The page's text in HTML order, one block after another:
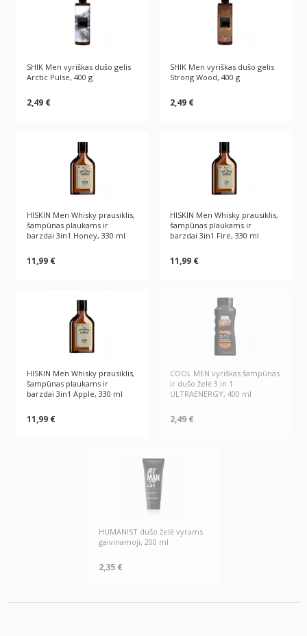
SHIK Men vyriškas dušo gelis
Arctic Pulse, 400 g
2,49 €
SHIK Men vyriškas dušo gelis
Strong Wood, 400 g
2,49 €
HISKIN Men Whisky prausiklis,
šampūnas plaukams ir
barzdai 3in1 Honey, 330 ml
11,99 €
HISKIN Men Whisky prausiklis,
šampūnas plaukams ir
barzdai 3in1 Fire, 330 ml
11,99 €
HISKIN Men Whisky prausiklis,
šampūnas plaukams ir
barzdai 3in1 Apple, 330 ml
11,99 €
COOL MEN vyriškas šampūnas
ir dušo želė 3 in 1
ULTRAENERGY, 400 ml
2,49 €
HUMANIST dušo želė vyrams
gaivinamoji, 200 ml
2,35 €